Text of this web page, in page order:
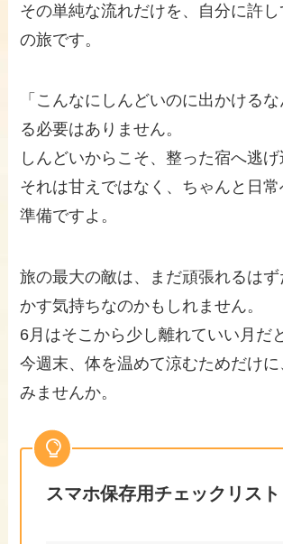
その単純な流れだけを、自分に許
の旅です。
「こんなにしんどいのに出かけるな
る必要はありません。
しんどいからこそ、整った宿へ逃げ
それは甘えではなく、ちゃんと日
準備ですよ。
旅の最大の敵は、まだ頑張れるは
かす気持ちなのかもしれません。
6月はそこから少し離れていい月だ
今週末、体を温めて涼むためだけ
みませんか。
スマホ保存用チェックリスト